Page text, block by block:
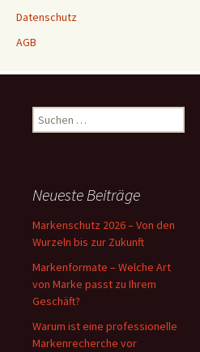
Datenschutz
AGB
Suchen
nach:
Neueste Beiträge
Markenschutz 2026 – Von den
Wurzeln bis zur Zukunft
Markenformate – Welche Art
von Marke passt zu Ihrem
Geschäft?
Warum ist eine professionelle
Markenrecherche vor